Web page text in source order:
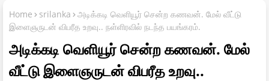
Home srilanka
அடிக்கடி வெளியூர் சென்ற கணவன். மேல் வீட்டு
இளைஞருடன் விபரீத உறவு.. நள்ளிரவில் நடந்த பயங்கரம்.
அடிக்கடி வெளியூர் சென்ற கணவன். மேல்
வீட்டு இளைஞருடன் விபரீத உறவு..